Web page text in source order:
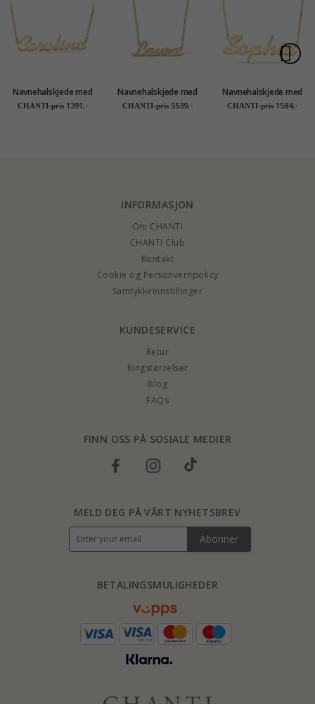
Navnehalskjede med
anheng i forgylt sølv
CHANTI-pris 1391,-
Navnehalskjede med
anheng i 9 karat gull
CHANTI-pris 5539,-
Navnehalskjede med
anheng i forgylt sølv
CHANTI-pris 1584,-
INFORMASJON
Om CHANTI
CHANTI Club
Kontakt
Cookie og Personvernpolicy
Samtykkeinnstillinger
KUNDESERVICE
Retur
Ringstørrelser
Blog
FAQs
FINN OSS PÅ SOSIALE MEDIER
BETALINGSMULIGHEDER
MELD DEG PÅ VÅRT NYHETSBREV
Abonner